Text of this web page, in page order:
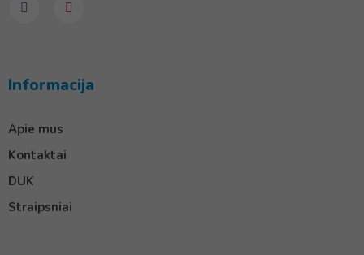
Informacija
Apie mus
Kontaktai
DUK
Straipsniai